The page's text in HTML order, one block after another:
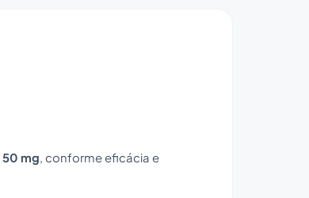
50 mg , conforme eficácia e